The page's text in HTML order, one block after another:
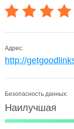
Адрес:
http://
Безопасность данных:
Наилучшая